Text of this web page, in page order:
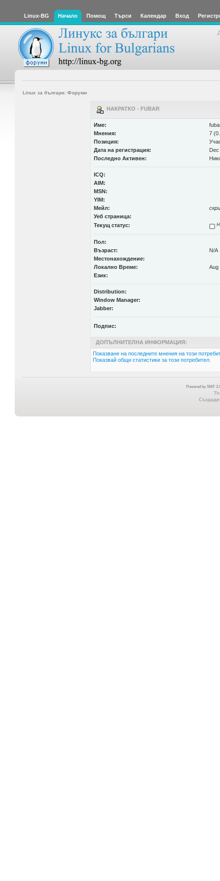
Linux-BG Начало Помощ Търси Календар Вход
Linux за българи: Форуми
НАКРАТКО - FUBAR
Име:
Мнения:
7
Позиция:
Дата на регистрация:
Dec
Последно Активен:
ICQ:
AIM:
MSN:
YIM:
Мейл:
Уеб страница:
Текущ статус:
Пол:
Възраст:
N/A
Местонахождение:
Локално Време:
Aug
Език:
Distribution:
Window Manager:
Jabber:
Подпис:
ДОПЪЛНИТЕЛНА ИНФОРМАЦИЯ:
Показване на последните мнения на този
Показвай общи статистики за този потребител.
Powered by SMF